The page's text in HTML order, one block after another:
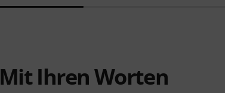
Mit Ihren Worten